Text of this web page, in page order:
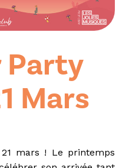
Party
Mars
mars ! Le printemps